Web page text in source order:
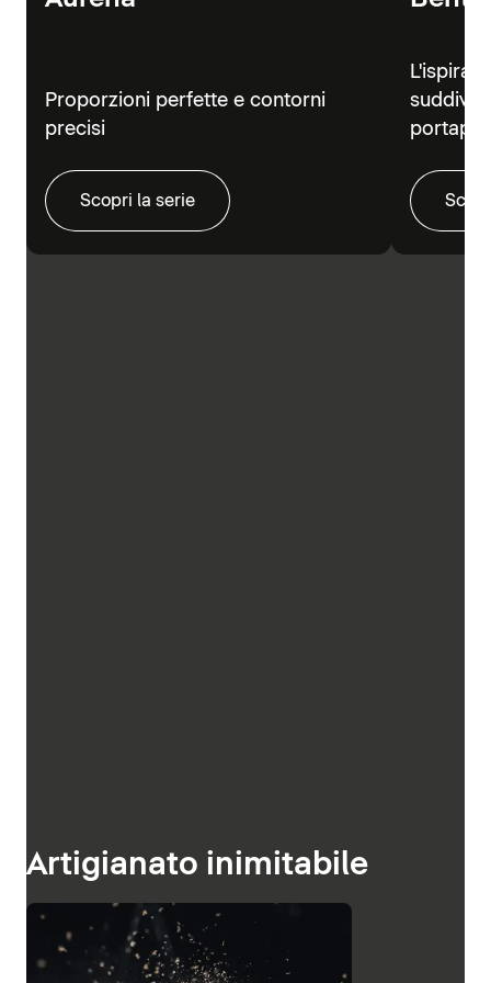
Proporzioni perfette e contorni
precisi
Scopri la serie
Artigianato inimitabile